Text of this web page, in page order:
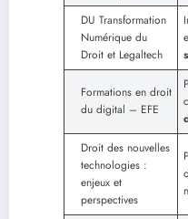
DU Transformation
Numérique du
Droit et Legaltech
Formations en droit
du digital – EFE
Droit des nouvelles
technologies :
enjeux et
perspectives